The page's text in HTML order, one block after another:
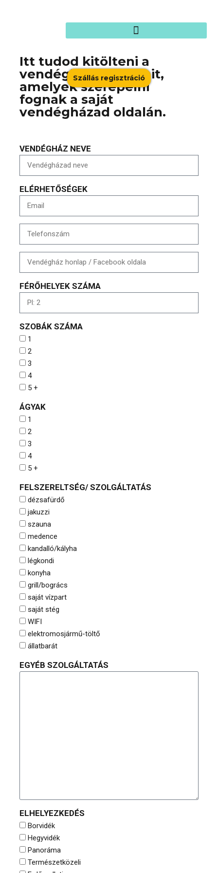
Szállás regisztráció
Itt tudod kitölteni a
vendégházad adatait,
amelyek szerepelni
fognak a saját
vendégházad oldalán.
VENDÉGHÁZ NEVE
ELÉRHETŐSÉGEK
FÉRŐHELYEK SZÁMA
SZOBÁK SZÁMA
1
2
3
4
5 +
ÁGYAK
1
2
3
4
5 +
FELSZERELTSÉG/ SZOLGÁLTATÁS
dézsafürdő
jakuzzi
szauna
medence
kandalló/kályha
légkondi
konyha
grill/bogrács
saját vízpart
saját stég
WIFI
elektromosjármű-töltő
állatbarát
EGYÉB SZOLGÁLTATÁS
ELHELYEZKEDÉS
Borvidék
Hegyvidék
Panoráma
Természetközeli